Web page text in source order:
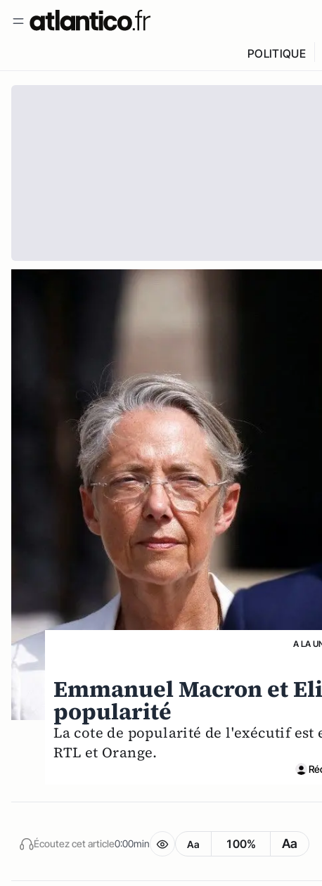
POLITIQUE
A LA
Emmanuel Macron et
popularité
La cote de popularité de l'exécutif est
RTL et Orange.
Écoutez cet article0:00min Aa 100% Aa